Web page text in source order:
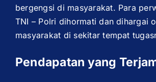
bergengsi di masyarakat. Para
TNI – Polri dihormati dan dihargai
masyarakat di sekitar tempat
Pendapatan yang